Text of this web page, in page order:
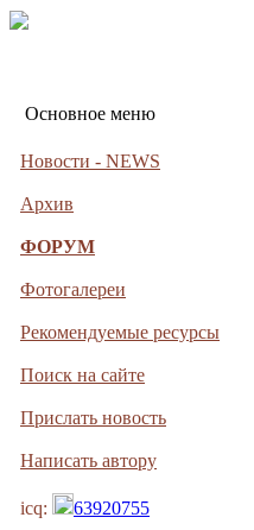
Основное меню
Новости - NEWS
Архив
ФОРУМ
Фотогалереи
Рекомендуемые ресурсы
Поиск на сайте
Прислать новость
Написать автору
icq: 63920755